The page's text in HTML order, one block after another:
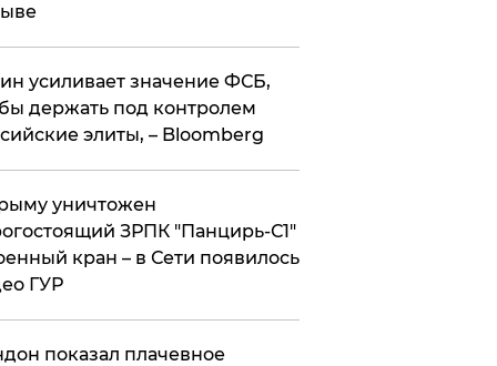
усиливает значение ФСБ,
держать под контролем
элиты, – Bloomberg
уничтожен
ЗРПК "Панцирь-С1"
кран – в Сети появилось
ГУР
показал плачевное